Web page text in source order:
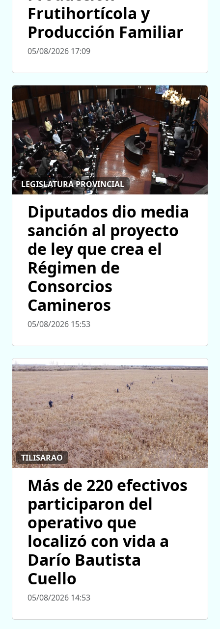
Frutihortícola y
Producción Familiar
05/08/2026 17:09
LEGISLATURA PROVINCIAL
Diputados dio media
sanción al proyecto
de ley que crea el
Régimen de
Consorcios
Camineros
05/08/2026 15:53
TILISARAO
Más de 220 efectivos
participaron del
operativo que
localizó con vida a
Darío Bautista
Cuello
05/08/2026 14:53